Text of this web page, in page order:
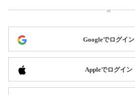
Googleでログイン
Appleでログイン